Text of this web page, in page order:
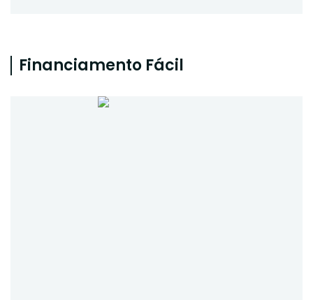
Financiamento Fácil